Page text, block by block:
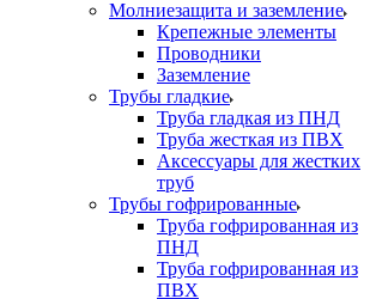
Молниезащита и заземление
Крепежные элементы
Проводники
Заземление
Трубы гладкие
Труба гладкая из ПНД
Труба жесткая из ПВХ
Аксессуары для жестких
труб
Трубы гофрированные
Труба гофрированная из
ПНД
Труба гофрированная из
ПВХ